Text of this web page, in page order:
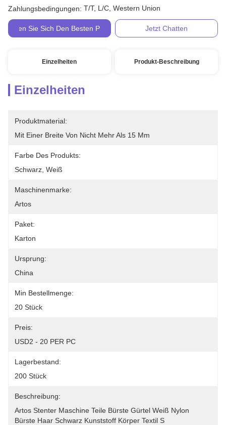
Zahlungsbedingungen: T/T, L/C, Western Union
Holen Sie Sich Den Besten Preis Jetzt Chatten
Einzelheiten Produkt-Beschreibung
Einzelheiten
Produktmaterial:
Mit Einer Breite Von Nicht Mehr Als 15 Mm
Farbe Des Produkts:
Schwarz, Weiß
Maschinenmarke:
Artos
Paket:
Karton
Ursprung:
China
Min Bestellmenge:
20 Stück
Preis:
USD2 - 20 PER PC
Lagerbestand:
200 Stück
Beschreibung:
Artos Stenter Maschine Teile Bürste Gürtel Weiß Nylon
Bürste Haar Schwarz Kunststoff Körper Textil S